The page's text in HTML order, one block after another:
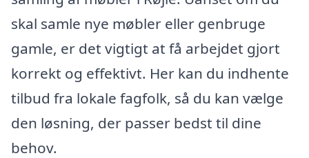
skal samle nye møbler eller genbruge
gamle, er det vigtigt at få arbejdet gjort
korrekt og effektivt. Her kan du indhente
tilbud fra lokale fagfolk, så du kan vælge
den løsning, der passer bedst til dine
behov.